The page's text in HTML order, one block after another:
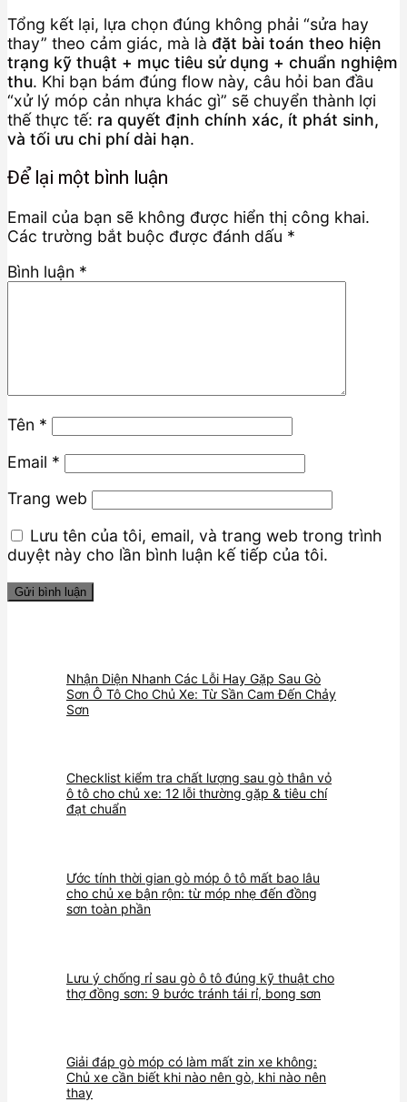
Tổng kết lại, lựa chọn đúng không phải “sửa hay
thay” theo cảm giác, mà là đặt bài toán theo hiện
trạng kỹ thuật + mục tiêu sử dụng + chuẩn nghiệm
thu. Khi bạn bám đúng flow này, câu hỏi ban đầu
“xử lý móp cản nhựa khác gì” sẽ chuyển thành lợi
thế thực tế: ra quyết định chính xác, ít phát sinh,
và tối ưu chi phí dài hạn.
Để lại một bình luận
Email của bạn sẽ không được hiển thị công khai.
Các trường bắt buộc được đánh dấu *
Bình luận *
Tên *
Email *
Trang web
Lưu tên của tôi, email, và trang web trong trình
duyệt này cho lần bình luận kế tiếp của tôi.
Nhận Diện Nhanh Các Lỗi Hay Gặp Sau Gò
Sơn Ô Tô Cho Chủ Xe: Từ Sần Cam Đến Chảy
Sơn
Checklist kiểm tra chất lượng sau gò thân vỏ
ô tô cho chủ xe: 12 lỗi thường gặp & tiêu chí
đạt chuẩn
Ước tính thời gian gò móp ô tô mất bao lâu
cho chủ xe bận rộn: từ móp nhẹ đến đồng
sơn toàn phần
Lưu ý chống rỉ sau gò ô tô đúng kỹ thuật cho
thợ đồng sơn: 9 bước tránh tái rỉ, bong sơn
Giải đáp gò móp có làm mất zin xe không:
Chủ xe cần biết khi nào nên gò, khi nào nên
thay